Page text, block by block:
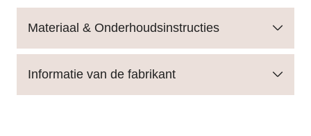
Materiaal & Onderhoudsinstructies
Informatie van de fabrikant